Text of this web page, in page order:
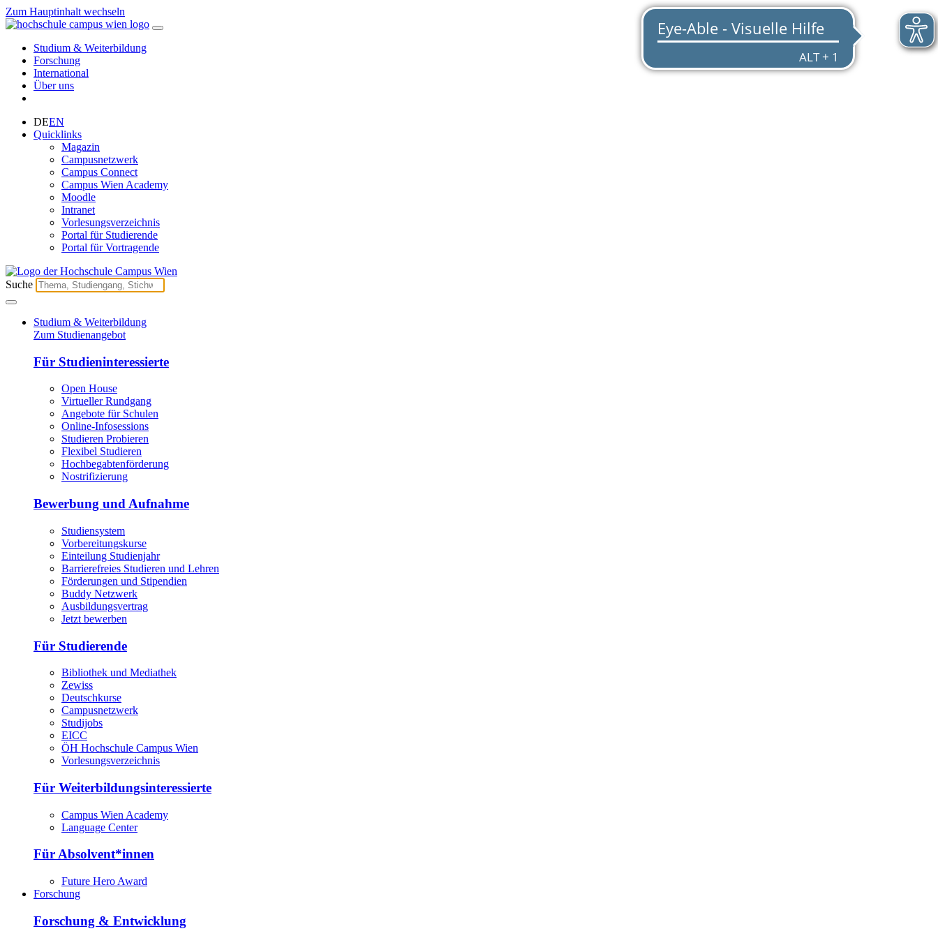
Zum Hauptinhalt wechseln
Studium & Weiterbildung
Forschung
International
Über uns
DEEN
Quicklinks
Magazin
Campusnetzwerk
Campus Connect
Campus Wien Academy
Moodle
Intranet
Vorlesungsverzeichnis
Portal für Studierende
Portal für Vortragende
Suche
Studium & Weiterbildung
Zum Studienangebot
Für Studieninteressierte
Open House
Virtueller Rundgang
Angebote für Schulen
Online-Infosessions
Studieren Probieren
Flexibel Studieren
Hochbegabtenförderung
Nostrifizierung
Bewerbung und Aufnahme
Studiensystem
Vorbereitungskurse
Einteilung Studienjahr
Barrierefreies Studieren und Lehren
Förderungen und Stipendien
Buddy Netzwerk
Ausbildungsvertrag
Jetzt bewerben
Für Studierende
Bibliothek und Mediathek
Zewiss
Deutschkurse
Campusnetzwerk
Studijobs
EICC
ÖH Hochschule Campus Wien
Vorlesungsverzeichnis
Für Weiterbildungsinteressierte
Campus Wien Academy
Language Center
Für Absolvent*innen
Future Hero Award
Forschung
Forschung & Entwicklung